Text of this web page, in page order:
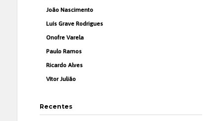
João Nascimento
Luís Grave Rodrigues
Onofre Varela
Paulo Ramos
Ricardo Alves
Vítor Julião
Recentes